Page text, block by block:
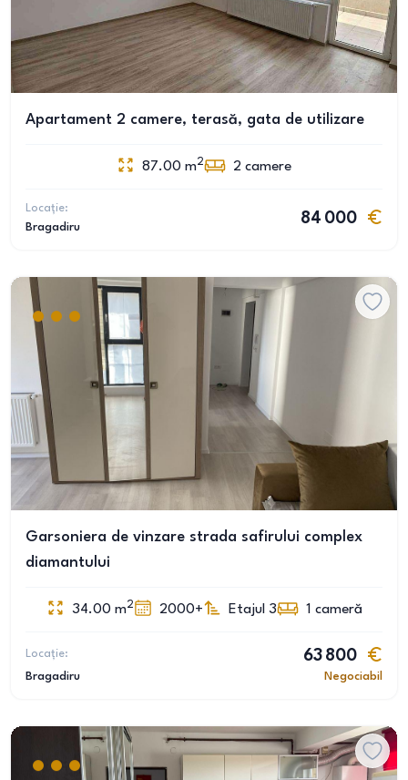
Apartament 2 camere, terasă, gata de utilizare
87.00 m2 2 camere
Locație:
Bragadiru
84 000
Garsoniera de vinzare strada safirului complex
diamantului
34.00 m2 2000+ Etajul 3 1 cameră
Locație:
Bragadiru
63 800
Negociabil